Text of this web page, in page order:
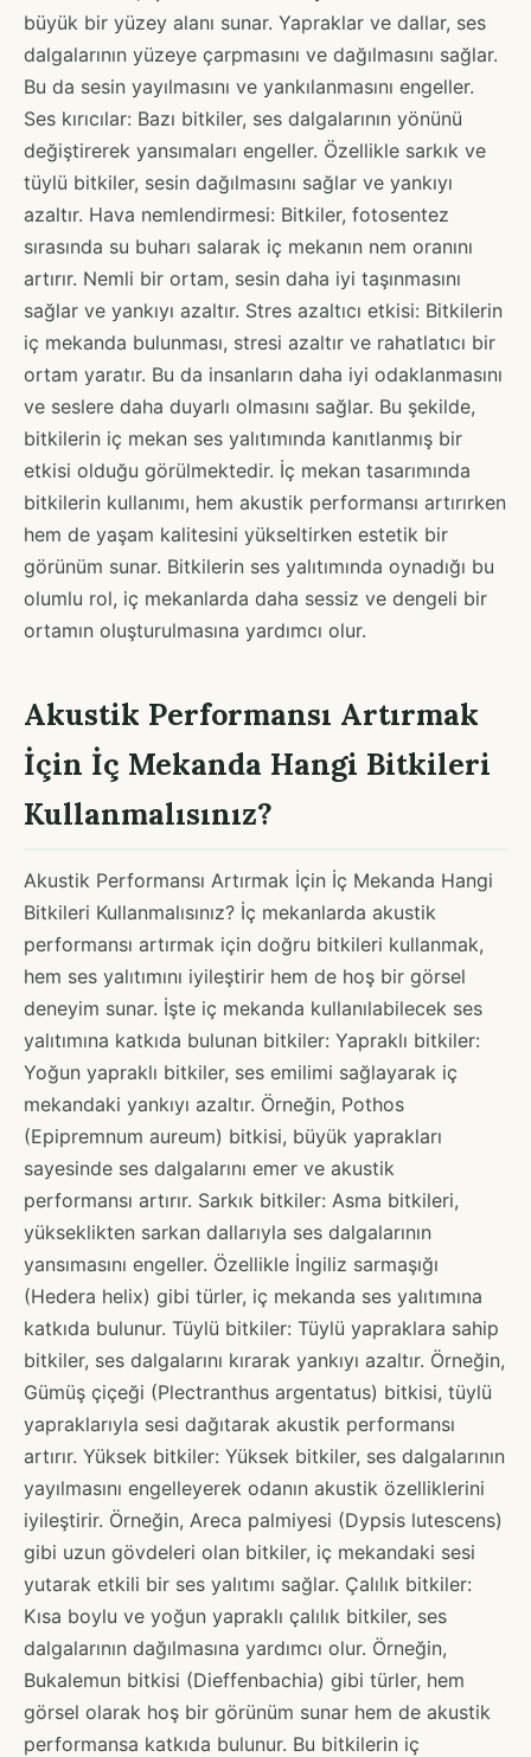
büyük bir yüzey alanı sunar. Yapraklar ve dallar, ses
dalgalarının yüzeye çarpmasını ve dağılmasını sağlar.
Bu da sesin yayılmasını ve yankılanmasını engeller.
Ses kırıcılar: Bazı bitkiler, ses dalgalarının yönünü
değiştirerek yansımaları engeller. Özellikle sarkık ve
tüylü bitkiler, sesin dağılmasını sağlar ve yankıyı
azaltır. Hava nemlendirmesi: Bitkiler, fotosentez
sırasında su buharı salarak iç mekanın nem oranını
artırır. Nemli bir ortam, sesin daha iyi taşınmasını
sağlar ve yankıyı azaltır. Stres azaltıcı etkisi: Bitkilerin
iç mekanda bulunması, stresi azaltır ve rahatlatıcı bir
ortam yaratır. Bu da insanların daha iyi odaklanmasını
ve seslere daha duyarlı olmasını sağlar. Bu şekilde,
bitkilerin iç mekan ses yalıtımında kanıtlanmış bir
etkisi olduğu görülmektedir. İç mekan tasarımında
bitkilerin kullanımı, hem akustik performansı artırırken
hem de yaşam kalitesini yükseltirken estetik bir
görünüm sunar. Bitkilerin ses yalıtımında oynadığı bu
olumlu rol, iç mekanlarda daha sessiz ve dengeli bir
ortamın oluşturulmasına yardımcı olur.
Akustik Performansı Artırmak
İçin İç Mekanda Hangi Bitkileri
Kullanmalısınız?
Akustik Performansı Artırmak İçin İç Mekanda Hangi
Bitkileri Kullanmalısınız? İç mekanlarda akustik
performansı artırmak için doğru bitkileri kullanmak,
hem ses yalıtımını iyileştirir hem de hoş bir görsel
deneyim sunar. İşte iç mekanda kullanılabilecek ses
yalıtımına katkıda bulunan bitkiler: Yapraklı bitkiler:
Yoğun yapraklı bitkiler, ses emilimi sağlayarak iç
mekandaki yankıyı azaltır. Örneğin, Pothos
(Epipremnum aureum) bitkisi, büyük yaprakları
sayesinde ses dalgalarını emer ve akustik
performansı artırır. Sarkık bitkiler: Asma bitkileri,
yükseklikten sarkan dallarıyla ses dalgalarının
yansımasını engeller. Özellikle İngiliz sarmaşığı
(Hedera helix) gibi türler, iç mekanda ses yalıtımına
katkıda bulunur. Tüylü bitkiler: Tüylü yapraklara sahip
bitkiler, ses dalgalarını kırarak yankıyı azaltır. Örneğin,
Gümüş çiçeği (Plectranthus argentatus) bitkisi, tüylü
yapraklarıyla sesi dağıtarak akustik performansı
artırır. Yüksek bitkiler: Yüksek bitkiler, ses dalgalarının
yayılmasını engelleyerek odanın akustik özelliklerini
iyileştirir. Örneğin, Areca palmiyesi (Dypsis lutescens)
gibi uzun gövdeleri olan bitkiler, iç mekandaki sesi
yutarak etkili bir ses yalıtımı sağlar. Çalılık bitkiler:
Kısa boylu ve yoğun yapraklı çalılık bitkiler, ses
dalgalarının dağılmasına yardımcı olur. Örneğin,
Bukalemun bitkisi (Dieffenbachia) gibi türler, hem
görsel olarak hoş bir görünüm sunar hem de akustik
performansa katkıda bulunur. Bu bitkilerin iç